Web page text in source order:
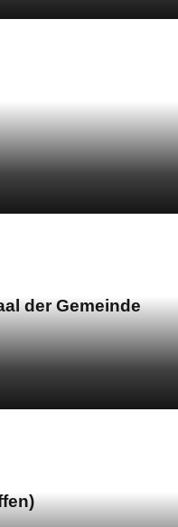
der Gemeinde